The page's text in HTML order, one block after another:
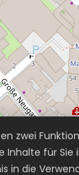
zwei
Inhalte für
in die